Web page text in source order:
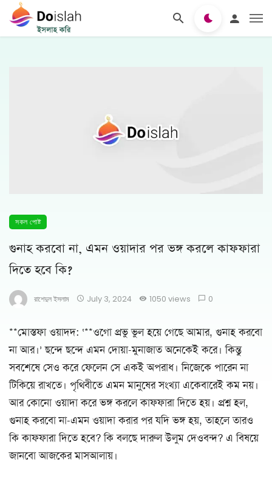
সকল পোষ্ট
গুনাহ করবো না, এমন ওয়াদার পর ভঙ্গ করলে কাফফারা
দিতে হবে কি?
রাশেদুল ইসলাম July 3, 2024 1050 views 0
**মোস্তফা ওয়াদদ: ‘**ওগো প্রভু ভুল হয়ে গেছে আমার, গুনাহ করবো
না আর।’ ছন্দে ছন্দে এমন দোয়া-মুনাজাত অনেকেই করে। কিন্তু
সবশেষে সেও করে ফেলেন সে একই অপরাধ। নিজেকে পারেন না
টিকিয়ে রাখতে। পৃথিবীতে এমন মানুষের সংখ্যা একেবারেই কম নয়।
আর কোনো ওয়াদা করে ভঙ্গ করলে কাফফারা দিতে হয়। প্রশ্ন হল,
গুনাহ করবো না-এমন ওয়াদা করার পর যদি ভঙ্গ হয়, তাহলে তারও
কি কাফফারা দিতে হবে? কি বলছে দারুল উলুম দেওবন্দ? এ বিষয়ে
জানবো আজকের মাসআলায়।